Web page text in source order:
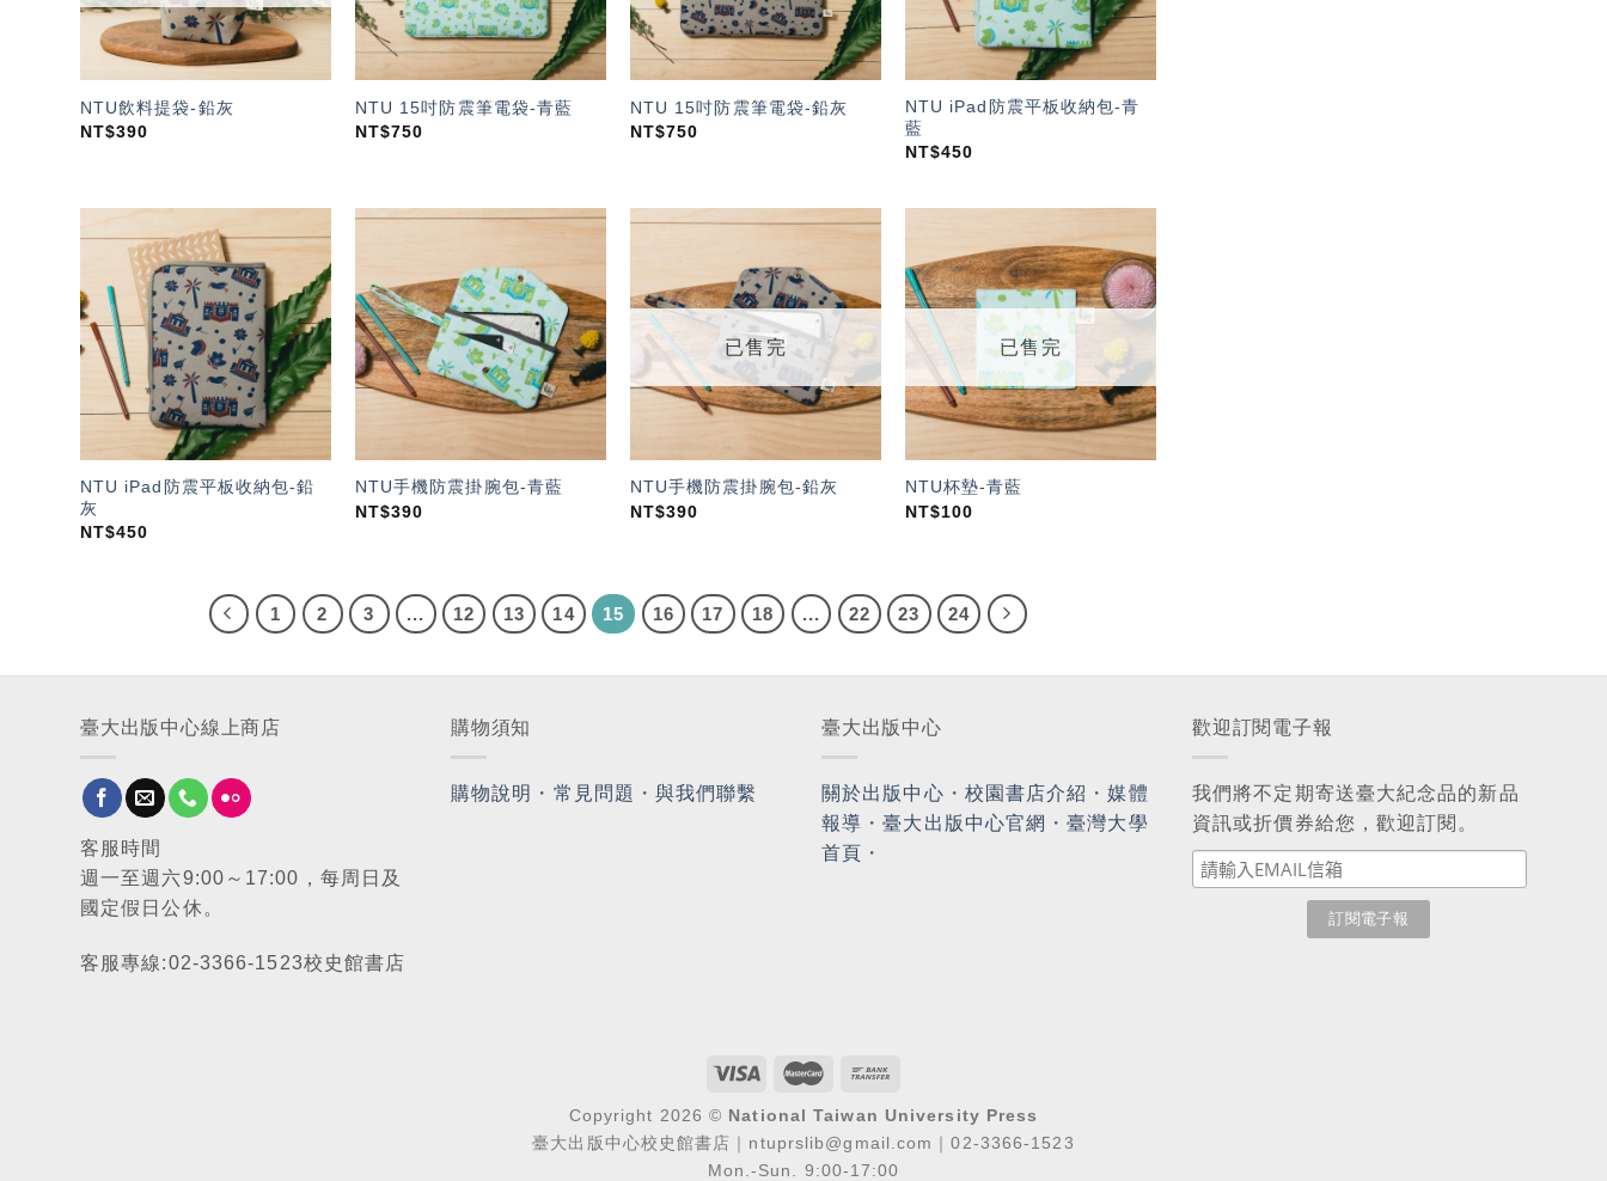
NTU飲料提袋-鉛灰
NT$390
NTU 15吋防震筆電袋-青藍
NT$750
NTU 15吋防震筆電袋-鉛灰
NT$750
NTU iPad防震平板收納包-青
藍
NT$450
「願
望輕
單」
NTU iPad防震平板收納包-鉛
灰
NT$450
「願
望輕
單」
NTU手機防震掛腕包-青藍
NT$390
「願
望輕
已售完
NTU手機防震掛腕包-鉛灰
NT$390
加入
「願
望輕
已售完
NTU杯墊-青藍
NT$100
1 2 3 ... 12 13 14 15 16 17 18 ... 22 23 24
臺大出版中心線上商店
客服時間
週一至週六9:00～17:00，每周日及
國定假日公休。
客服專線:02-3366-1523校史館書店
購物須知
購物說明 ・ 常見問題 ・與我們聯繫
臺大出版中心
關於出版中心 ・ 校園書店介紹 ・媒體
報導 ・臺大出版中心官網 ・臺灣大學
首頁 ・
歡迎訂閱電子報
我們將不定期寄送臺大紀念品的新品
資訊或折價券給您，歡迎訂閱。
Copyright 2026 © National Taiwan University Press
臺大出版中心校史館書店｜ntuprslib@gmail.com｜02-3366-1523
Mon.-Sun. 9:00-17:00